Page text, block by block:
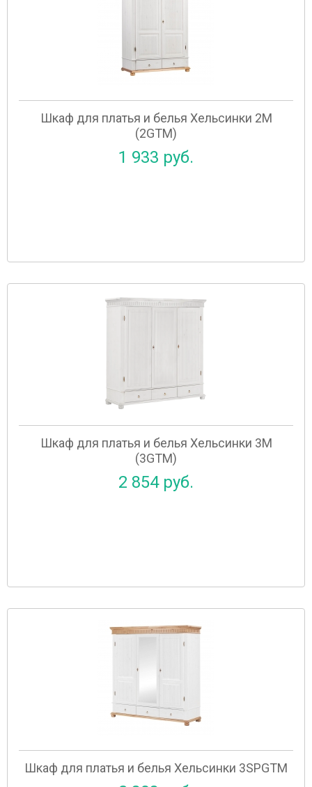
Шкаф для платья и белья Хельсинки 2М
(2GTМ)
1 933 руб.
Шкаф для платья и белья Хельсинки 3M
(3GTM)
2 854 руб.
Шкаф для платья и белья Хельсинки 3SPGTM